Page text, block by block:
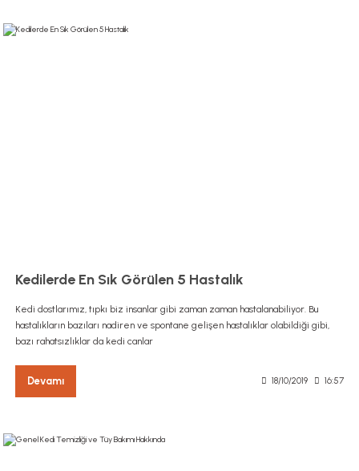
Kedilerde En Sık Görülen 5 Hastalık
Kedi dostlarımız, tıpkı biz insanlar gibi zaman zaman hastalanabiliyor. Bu
hastalıkların bazıları nadiren ve spontane gelişen hastalıklar olabildiği gibi,
bazı rahatsızlıklar da kedi canlar
Devamı 18/10/2019 16:57